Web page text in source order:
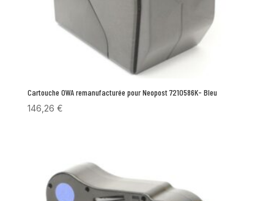
Cartouche OWA remanufacturée pour Neopost 7210586K- Bleu
146,26 €